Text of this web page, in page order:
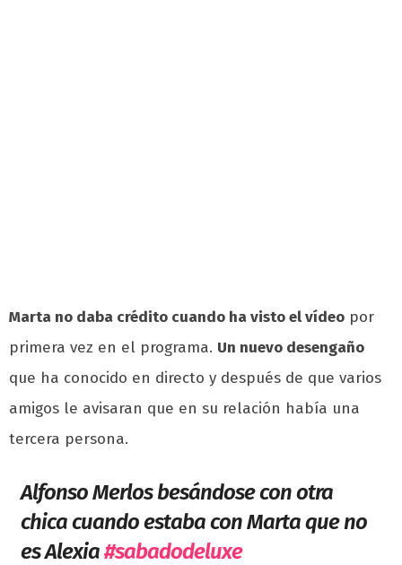
Marta no daba crédito cuando ha visto el vídeo por
primera vez en el programa. Un nuevo desengaño
que ha conocido en directo y después de que varios
amigos le avisaran que en su relación había una
tercera persona.
Alfonso Merlos besándose con otra
chica cuando estaba con Marta que no
es Alexia#sabadodeluxe